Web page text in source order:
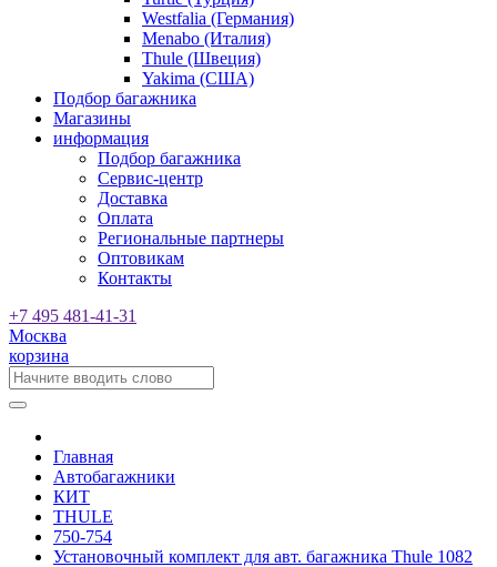
Westfalia (Германия)
Menabo (Италия)
Thule (Швеция)
Yakima (США)
Подбор багажника
Магазины
информация
Подбор багажника
Сервис-центр
Доставка
Оплата
Региональные партнеры
Оптовикам
Контакты
+7 495 481-41-31
Москва
корзина
Главная
Автобагажники
КИТ
THULE
750-754
Установочный комплект для авт. багажника Thule 1082